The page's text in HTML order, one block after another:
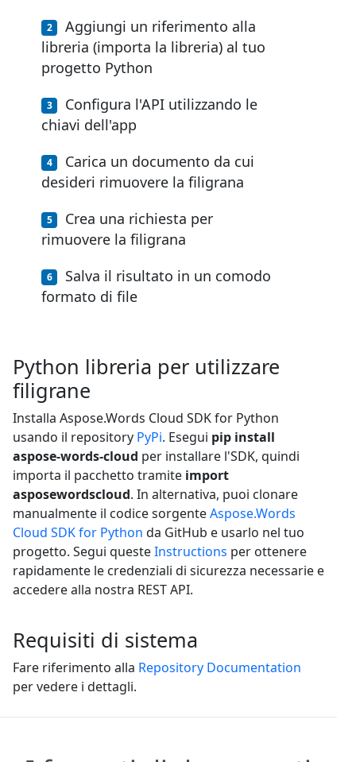
Aggiungi un riferimento alla
libreria (importa la libreria) al tuo
progetto Python
Configura l'API utilizzando le
chiavi dell'app
Carica un documento da cui
desideri rimuovere la filigrana
Crea una richiesta per
rimuovere la filigrana
Salva il risultato in un comodo
formato di file
Python libreria per utilizzare
filigrane
Installa Aspose.Words Cloud SDK for Python
usando il repository PyPi. Esegui pip install
aspose-words-cloud per installare l'SDK, quindi
importa il pacchetto tramite import
asposewordscloud. In alternativa, puoi clonare
manualmente il codice sorgenteAspose.Words
Cloud SDK for Python da GitHub e usarlo nel tuo
progetto. Segui questeInstructions per ottenere
rapidamente le credenziali di sicurezza necessarie e
accedere alla nostra REST API.
Requisiti di sistema
Fare riferimento alla Repository Documentation
per vedere i dettagli.